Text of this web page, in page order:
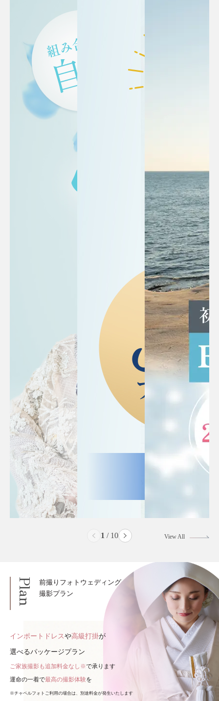
2 / 10 View All
Plan
前撮りフォトウェディング
撮影プラン
インポートドレスや高級打掛が
選べるパッケージプラン
ご家族撮影も追加料金なし※で承ります
運命の一着で最高の撮影体験を
※チャペルフォトご利用の場合は、別途料金が発生いたします